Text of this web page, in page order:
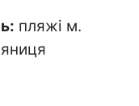
пляжі м.